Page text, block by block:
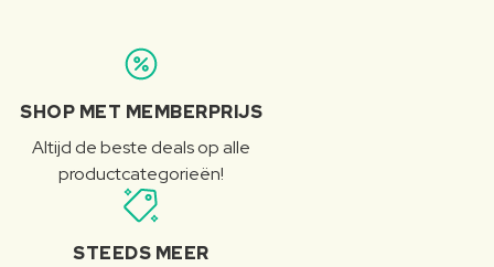
SHOP MET MEMBERPRIJS
Altijd de beste deals op alle
productcategorieën!
STEEDS MEER